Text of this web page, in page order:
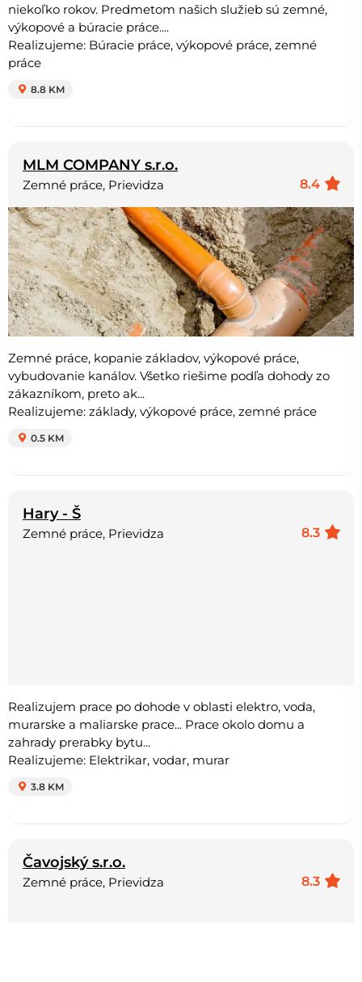
niekoľko rokov. Predmetom našich služieb sú zemné,
výkopové a búracie práce....
Realizujeme: Búracie práce, výkopové práce, zemné
práce
8.8 KM
MLM COMPANY s.r.o.
8.4
Zemné práce, Prievidza
Zemné práce, kopanie základov, výkopové práce,
vybudovanie kanálov. Všetko riešime podľa dohody zo
zákazníkom, preto ak...
Realizujeme: základy, výkopové práce, zemné práce
0.5 KM
Hary - Š
8.3
Zemné práce, Prievidza
Realizujem prace po dohode v oblasti elektro, voda,
murarske a maliarske prace... Prace okolo domu a
zahrady prerabky bytu...
Realizujeme: Elektrikar, vodar, murar
3.8 KM
Čavojský s.r.o.
8.3
Zemné práce, Prievidza